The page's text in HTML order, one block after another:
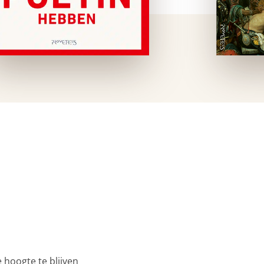
hoogte te blijven